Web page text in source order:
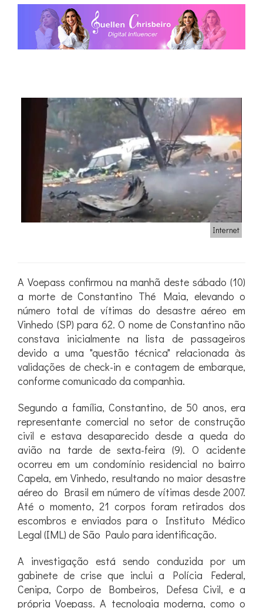
Internet
A Voepass confirmou na manhã deste sábado (10)
a morte de Constantino Thé Maia, elevando o
número total de vítimas do desastre aéreo em
Vinhedo (SP) para 62. O nome de Constantino não
constava inicialmente na lista de passageiros
devido a uma "questão técnica" relacionada às
validações de check-in e contagem de embarque,
conforme comunicado da companhia.
Segundo a família, Constantino, de 50 anos, era
representante comercial no setor de construção
civil e estava desaparecido desde a queda do
avião na tarde de sexta-feira (9). O acidente
ocorreu em um condomínio residencial no bairro
Capela, em Vinhedo, resultando no maior desastre
aéreo do Brasil em número de vítimas desde 2007.
Até o momento, 21 corpos foram retirados dos
escombros e enviados para o Instituto Médico
Legal (IML) de São Paulo para identificação.
A investigação está sendo conduzida por um
gabinete de crise que inclui a Polícia Federal,
Cenipa, Corpo de Bombeiros, Defesa Civil, e a
própria Voepass. A tecnologia moderna, como o